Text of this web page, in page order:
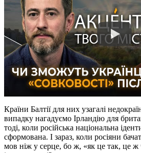
Країни Балтії для них узагалі
випадку нагадуємо Ірландію для
тоді, коли російська національна
сформована. І зараз, коли росіяни
мов ніж у серце, бо ж, «як це так, це ж